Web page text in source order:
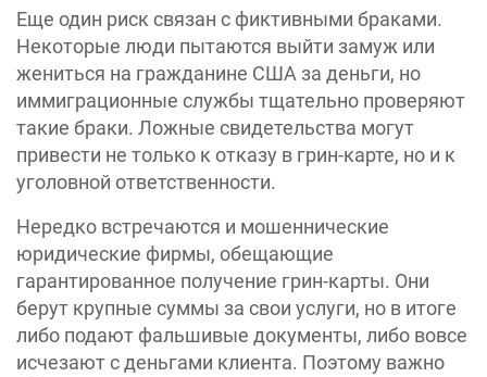
Еще один риск связан с фиктивными браками.
Некоторые люди пытаются выйти замуж или
жениться на гражданине США за деньги, но
иммиграционные службы тщательно проверяют
такие браки. Ложные свидетельства могут
привести не только к отказу в грин-карте, но и к
уголовной ответственности.
Нередко встречаются и мошеннические
юридические фирмы, обещающие
гарантированное получение грин-карты. Они
берут крупные суммы за свои услуги, но в итоге
либо подают фальшивые документы, либо вовсе
исчезают с деньгами клиента. Поэтому важно